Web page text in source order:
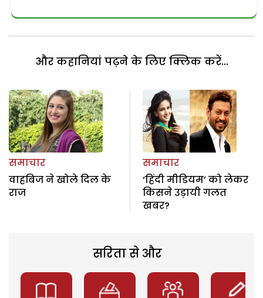
और कहानियां पढ़ने के लिए क्लिक करें...
समाचार
वाहबिज ने खोले दिल के
राज
समाचार
‘हिंदी मीडियम’ को लेकर
किसने उड़ायी गलत
खबर?
सरिता से और